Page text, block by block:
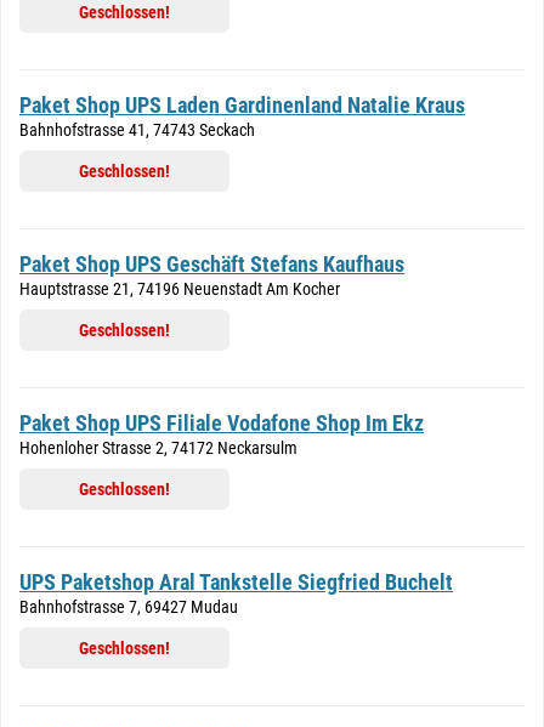
Geschlossen!
Paket Shop UPS Laden Gardinenland Natalie Kraus
Bahnhofstrasse 41, 74743 Seckach
Geschlossen!
Paket Shop UPS Geschäft Stefans Kaufhaus
Hauptstrasse 21, 74196 Neuenstadt Am Kocher
Geschlossen!
Paket Shop UPS Filiale Vodafone Shop Im Ekz
Hohenloher Strasse 2, 74172 Neckarsulm
Geschlossen!
UPS Paketshop Aral Tankstelle Siegfried Buchelt
Bahnhofstrasse 7, 69427 Mudau
Geschlossen!